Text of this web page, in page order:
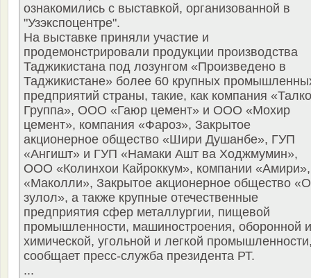
ознакомились с выставкой, организованной в
"Узэкспоцентре".
На выставке приняли участие и
продемонстрировали продукции производства
Таджикистана под лозунгом «Произведено в
Таджикистане» более 60 крупных
предприятий страны, такие, как компания «Талко
Группа», ООО «Гаюр цемент» и ООО «Мохир
цемент», компания «Фароз», Закрытое
акционерное общество «Шири Душанбе», ГУП
«Ангишт» и ГУП «Намаки Ашт ва Ходжмумин»,
ООО «Колинхои Кайроккум», компании «Амири»,
«Маколли», Закрытое акционерное общество
зулол», а также крупные отечественные
предприятия сфер металлургии, пищевой
промышленности, машиностроения, оборонной и
химической, угольной и легкой
сообщает пресс-служба президента РТ.
...